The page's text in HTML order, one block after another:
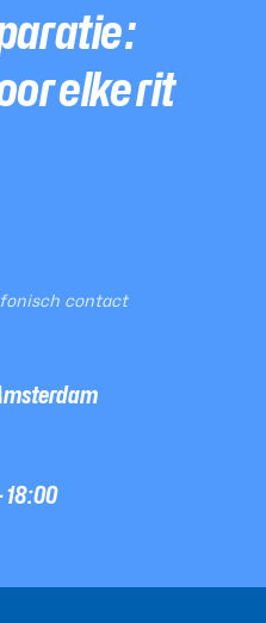
elke rit
contact
18:00